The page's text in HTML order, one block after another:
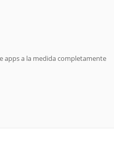
apps a la medida completamente